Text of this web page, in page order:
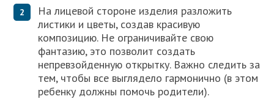
На лицевой стороне изделия разложить
листики и цветы, создав красивую
композицию. Не ограничивайте свою
фантазию, это позволит создать
непревзойденную открытку. Важно следить за
тем, чтобы все выглядело гармонично (в этом
ребенку должны помочь родители).